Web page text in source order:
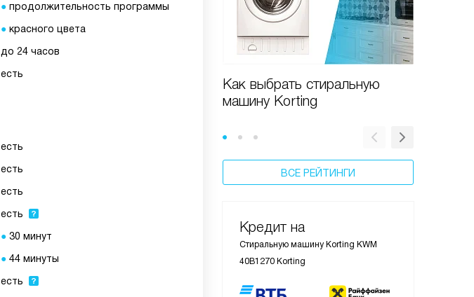
Как выбрать стиральную
машину Korting
ВСЕ РЕЙТИНГИ
Кредит на
Стиральную машину Korting KWM
40B1270 Korting
продолжительность программы
красного цвета
до 24 часов
есть
есть
есть
есть
есть
30 минут
44 минуты
есть